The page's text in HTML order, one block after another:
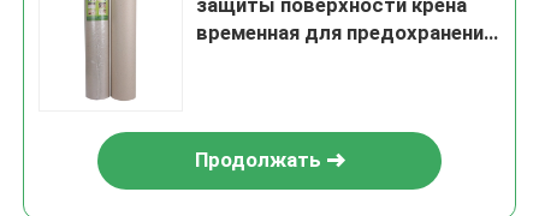
защиты поверхности крена
временная для предохранения
Продолжать